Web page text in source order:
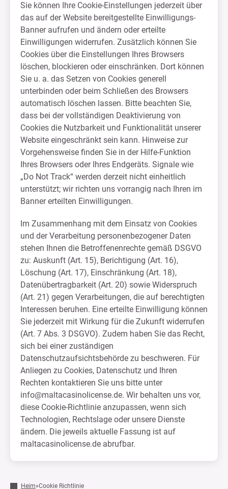
Sie können Ihre Cookie-Einstellungen jederzeit über
das auf der Website bereitgestellte Einwilligungs-
Banner aufrufen und ändern oder erteilte
Einwilligungen widerrufen. Zusätzlich können Sie
Cookies über die Einstellungen Ihres Browsers
löschen, blockieren oder einschränken. Dort können
Sie u. a. das Setzen von Cookies generell
unterbinden oder beim Schließen des Browsers
automatisch löschen lassen. Bitte beachten Sie,
dass bei der vollständigen Deaktivierung von
Cookies die Nutzbarkeit und Funktionalität unserer
Website eingeschränkt sein kann. Hinweise zur
Vorgehensweise finden Sie in der Hilfe-Funktion
Ihres Browsers oder Ihres Endgeräts. Signale wie
„Do Not Track“ werden derzeit nicht einheitlich
unterstützt; wir richten uns vorrangig nach Ihren im
Banner erteilten Einwilligungen.
Im Zusammenhang mit dem Einsatz von Cookies
und der Verarbeitung personenbezogener Daten
stehen Ihnen die Betroffenenrechte gemäß DSGVO
zu: Auskunft (Art. 15), Berichtigung (Art. 16),
Löschung (Art. 17), Einschränkung (Art. 18),
Datenübertragbarkeit (Art. 20) sowie Widerspruch
(Art. 21) gegen Verarbeitungen, die auf berechtigten
Interessen beruhen. Eine erteilte Einwilligung können
Sie jederzeit mit Wirkung für die Zukunft widerrufen
(Art. 7 Abs. 3 DSGVO). Zudem haben Sie das Recht,
sich bei einer zuständigen
Datenschutzaufsichtsbehörde zu beschweren. Für
Anliegen zu Cookies, Datenschutz und Ihren
Rechten kontaktieren Sie uns bitte unter
info@maltacasinolicense.de. Wir behalten uns vor,
diese Cookie-Richtlinie anzupassen, wenn sich
Technologien, Rechtslage oder unsere Dienste
ändern. Die jeweils aktuelle Fassung ist auf
maltacasinolicense.de abrufbar.
Heim»Cookie Richtlinie